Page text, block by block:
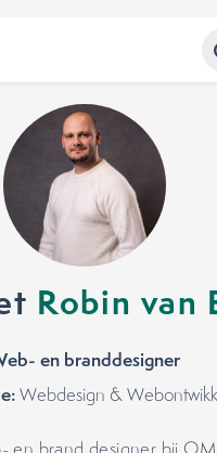
Robin van
en branddesigner
Webdesign &